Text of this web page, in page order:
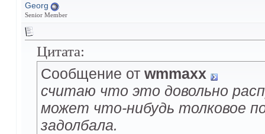
Georg
Senior Member
Цитата:
Сообщение от wmmaxx
считаю что это довольно
может что-нибудь толковое
задолбала.